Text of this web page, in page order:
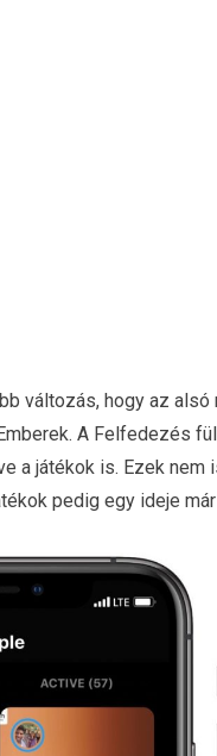
változás, hogy az
A Felfedezés
a játékok is. Ezek nem
pedig egy ideje